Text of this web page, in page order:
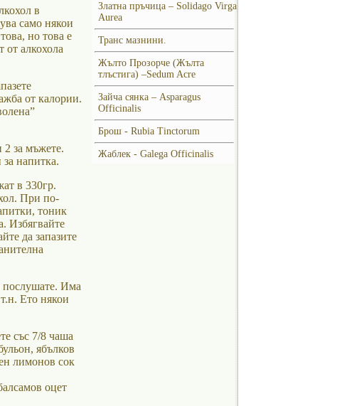
в
само някои
но това е
от алкохола
от калории.
2 за мъжете.
напитка.
в 330гр.
При по-
тоник
Избягвайте
да запазите
послушате. Има
Ето някои
със 7/8 чаша
ябълков
лимонов сок
оцет
Златна пръчица – Solidago Virga
Aurea
Транс мазнини.
Жълто Прозорче (Жълта
тлъстига) –Sedum Acre
Зайча сянка – Asparagus
Officinalis
Брош - Rubia Tinctorum
Жаблек - Galega Officinalis